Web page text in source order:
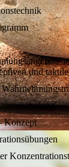
und
Konzept